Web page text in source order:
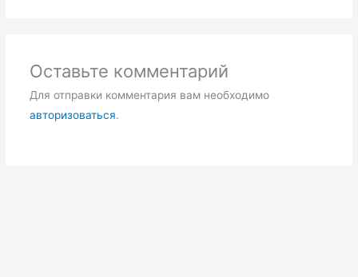
Оставьте комментарий
Для отправки комментария вам необходимо
авторизоваться.